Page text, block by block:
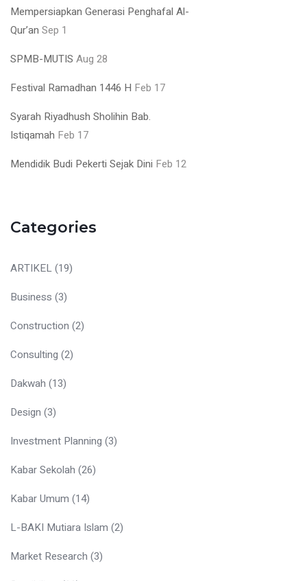
Mempersiapkan Generasi Penghafal Al-
Qur’an Sep 1
SPMB-MUTIS Aug 28
Festival Ramadhan 1446 H Feb 17
Syarah Riyadhush Sholihin Bab.
Istiqamah Feb 17
Mendidik Budi Pekerti Sejak Dini Feb 12
Categories
ARTIKEL(19)
Business (3)
Construction (2)
Consulting (2)
Dakwah (13)
Design (3)
Investment Planning (3)
Kabar Sekolah (26)
Kabar Umum (14)
L-BAKI Mutiara Islam (2)
Market Research (3)